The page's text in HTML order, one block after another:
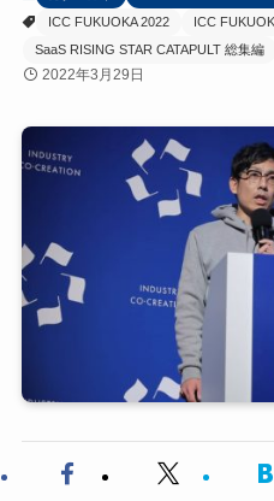
ICC FUKUOKA 2022
ICC
SaaS RISING STAR CATAPULT 総集編
2022年3月29日